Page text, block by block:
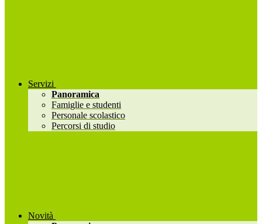
Servizi
Panoramica
Famiglie e studenti
Personale scolastico
Percorsi di studio
Novità